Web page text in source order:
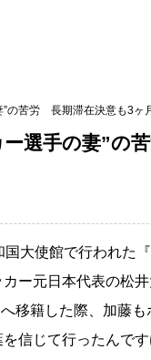
”の苦労 長期滞在決意も3ヶ
ー選手の妻”の
大使館で行われた
ー元日本代表の松井
移籍した際、加藤も
信じて行ったんで